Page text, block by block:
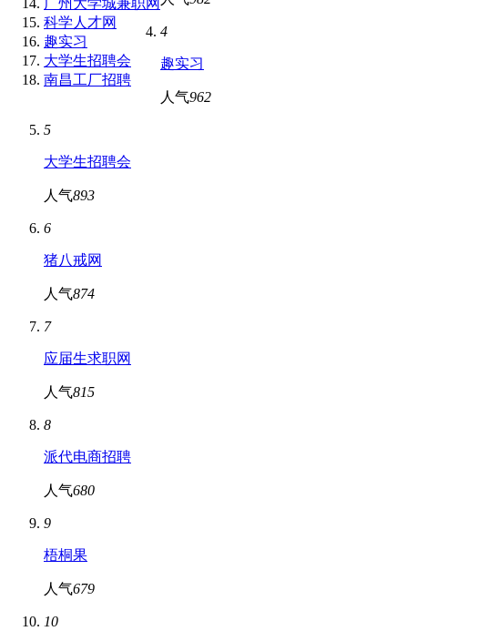
广州大学城兼职网
科学人才网
趣实习
大学生招聘会
南昌工厂招聘
4
趣实习
人气962
5
大学生招聘会
人气893
6
猪八戒网
人气874
7
应届生求职网
人气815
8
派代电商招聘
人气680
9
梧桐果
人气679
10